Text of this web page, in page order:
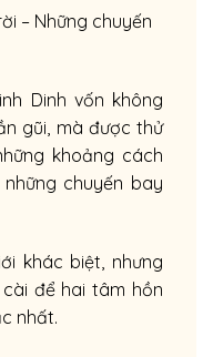
– Những chuyến
Dinh vốn không
gũi, mà được thử
khoảng cách
chuyến bay
khác biệt, nhưng
để hai tâm hồn
nhất.